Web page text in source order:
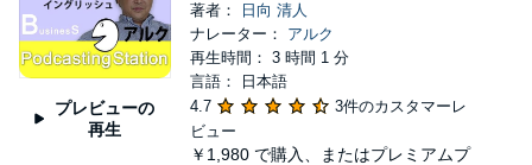
プレビューの
再生
著者：
日向 清人
ナレーター： アルク
再生時間： 3 時間 1 分
言語： 日本語
4.7
3件のカスタマーレ
ビュー
￥1,980 で購入、またはプレミアムプ